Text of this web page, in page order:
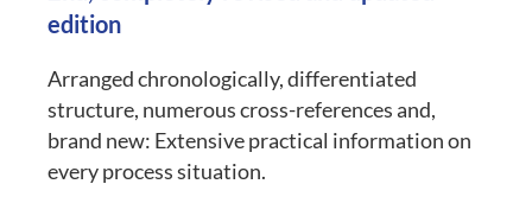
edition
Arranged chronologically, differentiated
structure, numerous cross-references and,
brand new: Extensive practical information on
every process situation.